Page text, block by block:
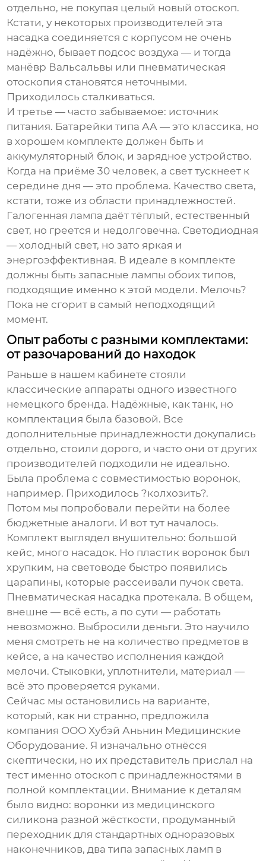
отдельно, не покупая целый новый отоскоп.
Кстати, у некоторых производителей эта
насадка соединяется с корпусом не очень
надёжно, бывает подсос воздуха — и тогда
манёвр Вальсальвы или пневматическая
отоскопия становятся неточными.
Приходилось сталкиваться.
И третье — часто забываемое: источник
питания. Батарейки типа АА — это классика, но
в хорошем комплекте должен быть и
аккумуляторный блок, и зарядное устройство.
Когда на приёме 30 человек, а свет тускнеет к
середине дня — это проблема. Качество света,
кстати, тоже из области принадлежностей.
Галогенная лампа даёт тёплый, естественный
свет, но греется и недолговечна. Светодиодная
— холодный свет, но зато яркая и
энергоэффективная. В идеале в комплекте
должны быть запасные лампы обоих типов,
подходящие именно к этой модели. Мелочь?
Пока не сгорит в самый неподходящий
момент.
Опыт работы с разными комплектами:
от разочарований до находок
Раньше в нашем кабинете стояли
классические аппараты одного известного
немецкого бренда. Надёжные, как танк, но
комплектация была базовой. Все
дополнительные принадлежности докупались
отдельно, стоили дорого, и часто они от других
производителей подходили не идеально.
Была проблема с совместимостью воронок,
например. Приходилось ?колхозить?.
Потом мы попробовали перейти на более
бюджетные аналоги. И вот тут началось.
Комплект выглядел внушительно: большой
кейс, много насадок. Но пластик воронок был
хрупким, на световоде быстро появились
царапины, которые рассеивали пучок света.
Пневматическая насадка протекала. В общем,
внешне — всё есть, а по сути — работать
невозможно. Выбросили деньги. Это научило
меня смотреть не на количество предметов в
кейсе, а на качество исполнения каждой
мелочи. Стыковки, уплотнители, материал —
всё это проверяется руками.
Сейчас мы остановились на варианте,
который, как ни странно, предложила
компания ООО Хубэй Аньнин Медицинские
Оборудование. Я изначально отнёсся
скептически, но их представитель прислал на
тест именно отоскоп с принадлежностями в
полной комплектации. Внимание к деталям
было видно: воронки из медицинского
силикона разной жёсткости, продуманный
переходник для стандартных одноразовых
наконечников, два типа запасных ламп в